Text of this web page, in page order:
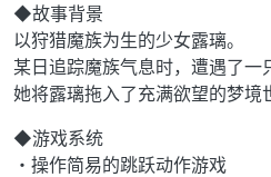
◆故事背景
以狩猎魔族为生的少女露璃。
某日追踪魔族气息时，遭遇了一
她将露璃拖入了充满欲望的梦
◆游戏系统
・操作简易的跳跃动作游戏